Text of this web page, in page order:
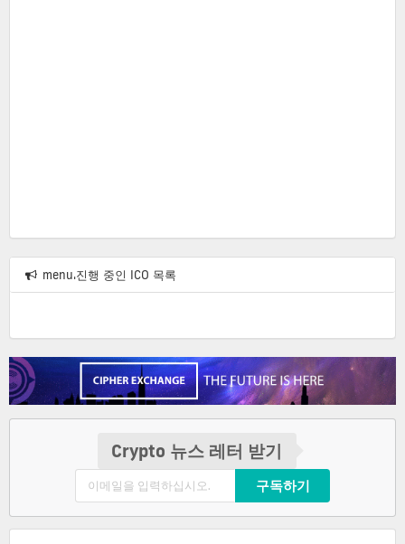
상
위
량
코
인
menu.진행 중인 ICO 목록
Crypto 뉴스 레터 받기
구독하기